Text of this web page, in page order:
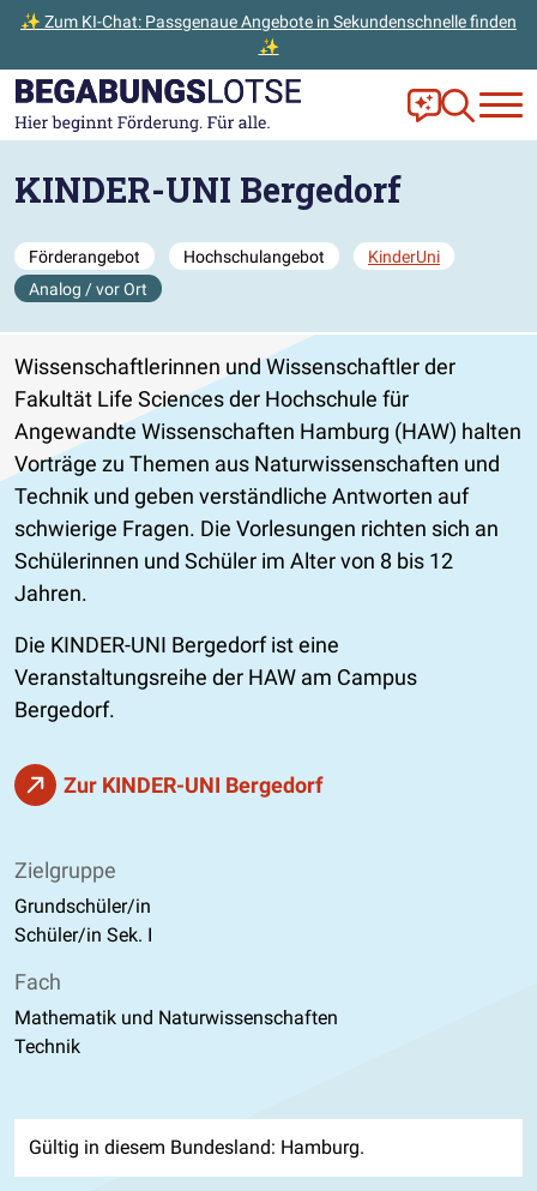
✨ Zum KI-Chat: Passgenaue Angebote in Sekundenschnelle finden
✨
Zum Hauptinhalt der Seite springen
Zur Startseite gehen Frag Ella!
Zur
KINDER-UNI Bergedorf
Förderangebot Hochschulangebot
KinderUni
Analog / vor Ort
Wissenschaftlerinnen und Wissenschaftler der
Fakultät Life Sciences der Hochschule für
Angewandte Wissenschaften Hamburg (HAW) halten
Vorträge zu Themen aus Naturwissenschaften und
Technik und geben verständliche Antworten auf
schwierige Fragen. Die Vorlesungen richten sich an
Schülerinnen und Schüler im Alter von 8 bis 12
Jahren.
Die KINDER-UNI Bergedorf ist eine
Veranstaltungsreihe der HAW am Campus
Bergedorf.
Zur KINDER-UNI Bergedorf
Zielgruppe
Grundschüler/in
Schüler/in Sek. I
Fach
Mathematik und Naturwissenschaften
Technik
Gültig in diesem Bundesland: Hamburg.